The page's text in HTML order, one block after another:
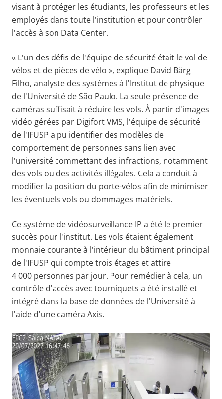
visant à protéger les étudiants, les professeurs et les
employés dans toute l'institution et pour contrôler
l'accès à son Data Center.
« L'un des défis de l'équipe de sécurité était le vol de
vélos et de pièces de vélo », explique David Bärg
Filho, analyste des systèmes à l'Institut de physique
de l'Université de São Paulo. La seule présence de
caméras suffisait à réduire les vols. À partir d'images
vidéo gérées par Digifort VMS, l'équipe de sécurité
de l'IFUSP a pu identifier des modèles de
comportement de personnes sans lien avec
l'université commettant des infractions, notamment
des vols ou des activités illégales. Cela a conduit à
modifier la position du porte-vélos afin de minimiser
les éventuels vols ou dommages matériels.
Ce système de vidéosurveillance IP a été le premier
succès pour l'institut. Les vols étaient également
monnaie courante à l'intérieur du bâtiment principal
de l'IFUSP qui compte trois étages et attire
4 000 personnes par jour. Pour remédier à cela, un
contrôle d'accès avec tourniquets a été installé et
intégré dans la base de données de l'Université à
l'aide d'une caméra Axis.